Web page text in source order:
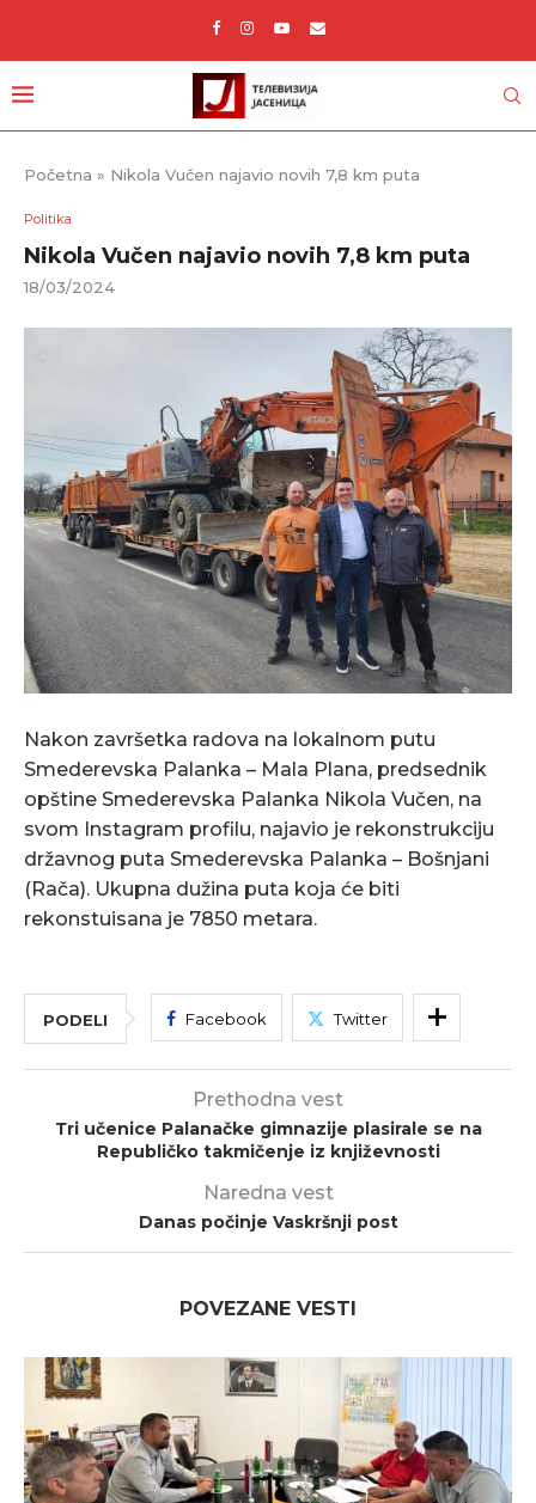
Početna » Nikola Vučen najavio novih 7,8 km puta
Politika
Nikola Vučen najavio novih 7,8 km puta
18/03/2024
Nakon završetka radova na lokalnom putu
Smederevska Palanka – Mala Plana, predsednik
opštine Smederevska Palanka Nikola Vučen, na
svom Instagram profilu, najavio je rekonstrukciju
državnog puta Smederevska Palanka – Bošnjani
(Rača). Ukupna dužina puta koja će biti
rekonstuisana je 7850 metara.
PODELI Facebook Twitter
Prethodna vest
Тri učenice Palanačke gimnazije plasirale se na
Republičko takmičenje iz književnosti
Naredna vest
Danas počinje Vaskršnji post
POVEZANE VESTI